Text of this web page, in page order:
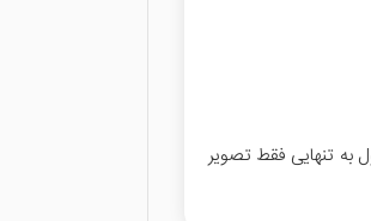
به تنهایی فقط تصویر